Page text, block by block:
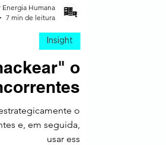
o
o
e, em seguida,
usar ess
Insight
Energia Humana
7 min de leitura